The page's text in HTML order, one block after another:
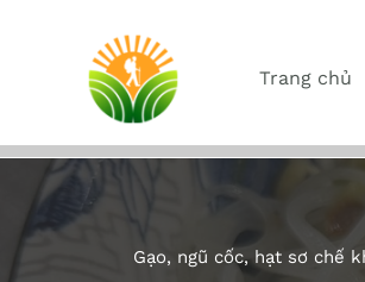
Trang chủ
Gạo, ngũ cốc, hạt sơ chế